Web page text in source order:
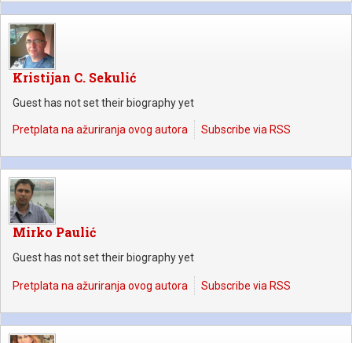
Kristijan C. Sekulić
Guest has not set their biography yet
Pretplata na ažuriranja ovog autora Subscribe via RSS
Mirko Paulić
Guest has not set their biography yet
Pretplata na ažuriranja ovog autora Subscribe via RSS